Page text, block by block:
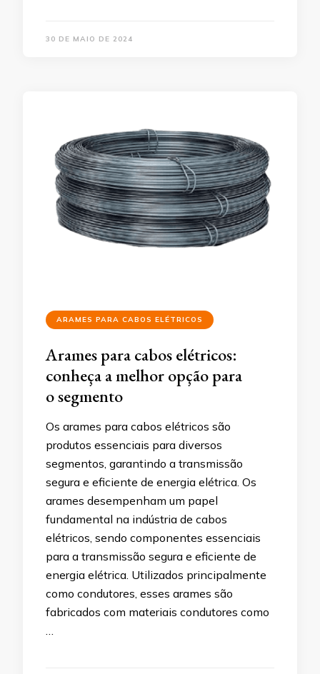
30 DE MAIO DE 2024
ARAMES PARA CABOS ELÉTRICOS
Arames para cabos elétricos:
conheça a melhor opção para
o segmento
Os arames para cabos elétricos são
produtos essenciais para diversos
segmentos, garantindo a transmissão
segura e eficiente de energia elétrica. Os
arames desempenham um papel
fundamental na indústria de cabos
elétricos, sendo componentes essenciais
para a transmissão segura e eficiente de
energia elétrica. Utilizados principalmente
como condutores, esses arames são
fabricados com materiais condutores como